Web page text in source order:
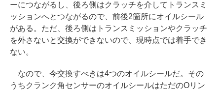
ーにつながるし、後ろ側はクラッチを介してトランスミ
ッションへとつながるので、前後2箇所にオイルシール
がある。ただ、後ろ側はトランスミッションやクラッチ
を外さないと交換ができないので、現時点では着手でき
ない。
なので、今交換すべきは4つのオイルシールだ。その
うちクランク角センサーのオイルシールはただのOリン